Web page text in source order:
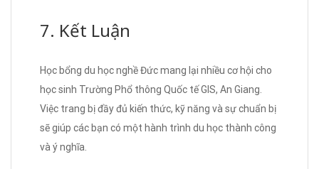
7. Kết Luận
Học bổng du học nghề Đức mang lại nhiều cơ hội cho
học sinh Trường Phổ thông Quốc tế GIS, An Giang.
Việc trang bị đầy đủ kiến thức, kỹ năng và sự chuẩn bị
sẽ giúp các bạn có một hành trình du học thành công
và ý nghĩa.